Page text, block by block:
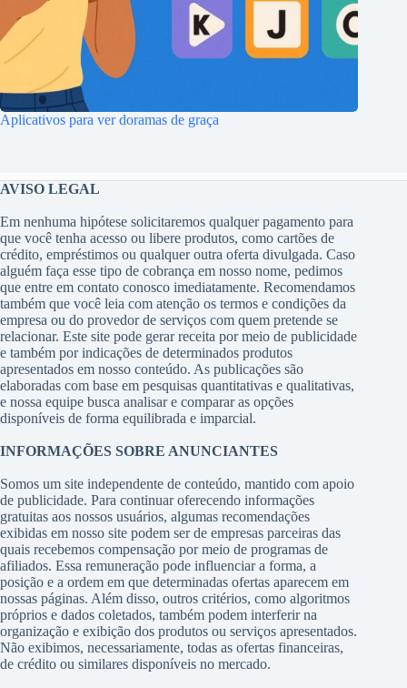
Aplicativos para ver doramas de graça
AVISO LEGAL
Em nenhuma hipótese solicitaremos qualquer pagamento para
que você tenha acesso ou libere produtos, como cartões de
crédito, empréstimos ou qualquer outra oferta divulgada. Caso
alguém faça esse tipo de cobrança em nosso nome, pedimos
que entre em contato conosco imediatamente. Recomendamos
também que você leia com atenção os termos e condições da
empresa ou do provedor de serviços com quem pretende se
relacionar. Este site pode gerar receita por meio de publicidade
e também por indicações de determinados produtos
apresentados em nosso conteúdo. As publicações são
elaboradas com base em pesquisas quantitativas e qualitativas,
e nossa equipe busca analisar e comparar as opções
disponíveis de forma equilibrada e imparcial.
INFORMAÇÕES SOBRE ANUNCIANTES
Somos um site independente de conteúdo, mantido com apoio
de publicidade. Para continuar oferecendo informações
gratuitas aos nossos usuários, algumas recomendações
exibidas em nosso site podem ser de empresas parceiras das
quais recebemos compensação por meio de programas de
afiliados. Essa remuneração pode influenciar a forma, a
posição e a ordem em que determinadas ofertas aparecem em
nossas páginas. Além disso, outros critérios, como algoritmos
próprios e dados coletados, também podem interferir na
organização e exibição dos produtos ou serviços apresentados.
Não exibimos, necessariamente, todas as ofertas financeiras,
de crédito ou similares disponíveis no mercado.